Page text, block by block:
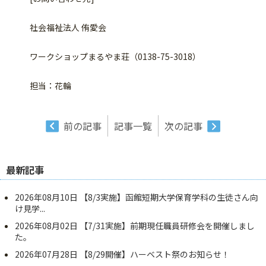
社会福祉法人 侑愛会
ワークショップまるやま荘（0138-75-3018）
担当：花輪
前の記事 記事一覧 次の記事
最新記事
2026年08月10日
【8/3実施】函館短期大学保育学科の生徒さん向
け見学...
2026年08月02日
【7/31実施】前期現任職員研修会を開催しまし
た。
2026年07月28日
【8/29開催】ハーベスト祭のお知らせ！